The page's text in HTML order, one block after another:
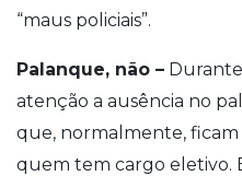
“maus policiais”.
Palanque, não –
atenção a ausência no
que, normalmente,
quem tem cargo eletivo.